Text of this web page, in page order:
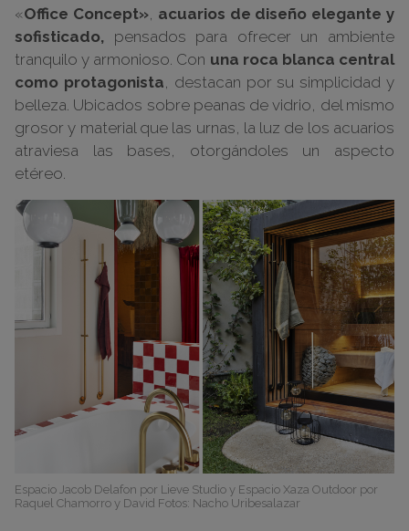
«Office Concept», acuarios de diseño elegante y
sofisticado, pensados para ofrecer un ambiente
tranquilo y armonioso. Con una roca blanca central
como protagonista , destacan por su simplicidad y
belleza. Ubicados sobre peanas de vidrio, del mismo
grosor y material que las urnas, la luz de los acuarios
atraviesa las bases, otorgándoles un aspecto
etéreo.
Espacio Jacob Delafon por Lieve Studio y Espacio Xaza Outdoor por
Raquel Chamorro y David Fotos: Nacho Uribesalazar